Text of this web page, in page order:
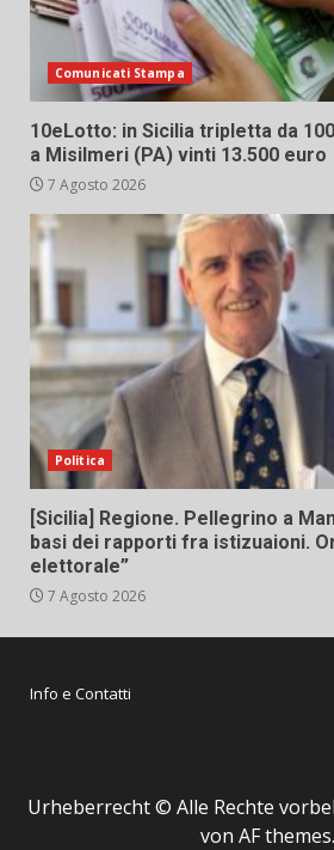
Comunicati Stampa
10eLotto: in Sicilia tripletta da
a Misilmeri (PA) vinti 13.500 euro
7 Agosto 2026
Politica
[Sicilia] Regione. Pellegrino a
basi dei rapporti fra istizuaioni.
elettorale”
7 Agosto 2026
Info e Contatti
Urheberrecht © Alle Rechte
von AF themes.